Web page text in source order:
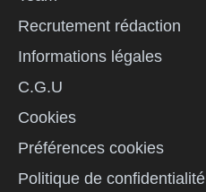
Recrutement rédaction
Informations légales
C.G.U
Cookies
Préférences cookies
Politique de confidentialité